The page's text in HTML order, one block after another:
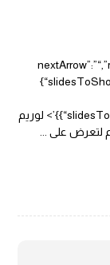
{“slidesToShow”:1,”slidesToScroll”:2,”touchMove”:true}}]}’> لوريم
لتعرض على ...